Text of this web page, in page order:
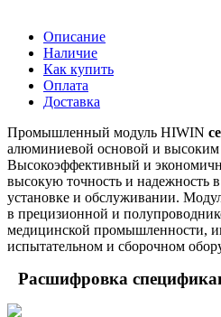
Описание
Наличие
Как купить
Оплата
Доставка
Промышленный модуль HIWIN
алюминиевой основой и
Высокоэффективный и
высокую точность и надежность
установке и обслуживании.
в прецизионной и
медицинской промышленности,
испытательном и сборочном
Расшифровка